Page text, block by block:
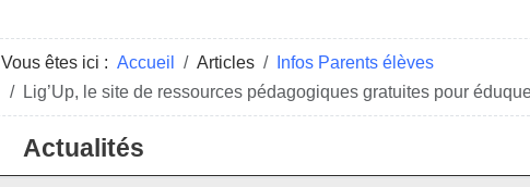
Vous êtes ici : Accueil Articles
Infos Parents élèves
Lig’Up, le site de ressources pédagogiques gratuites pour
Actualités